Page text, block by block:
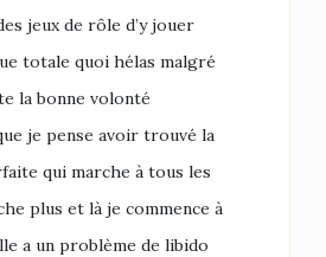
jeux de rôle d’y jouer
totale quoi hélas malgré
la bonne volonté
je pense avoir trouvé la
qui marche à tous les
plus et là je commence à
a un problème de libido